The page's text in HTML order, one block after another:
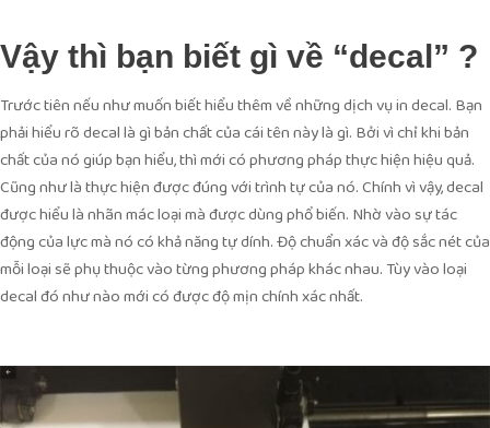
Vậy thì bạn biết gì về “decal” ?
Trước tiên nếu như muốn biết hiểu thêm về những dịch vụ in decal. Bạn
phải hiểu rõ decal là gì bản chất của cái tên này là gì. Bởi vì chỉ khi bản
chất của nó giúp bạn hiểu, thì mới có phương pháp thực hiện hiệu quả.
Cũng như là thực hiện được đúng với trình tự của nó. Chính vì vậy, decal
được hiểu là nhãn mác loại mà được dùng phổ biến. Nhờ vào sự tác
động của lực mà nó có khả năng tự dính. Độ chuẩn xác và độ sắc nét của
mỗi loại sẽ phụ thuộc vào từng phương pháp khác nhau. Tùy vào loại
decal đó như nào mới có được độ mịn chính xác nhất.